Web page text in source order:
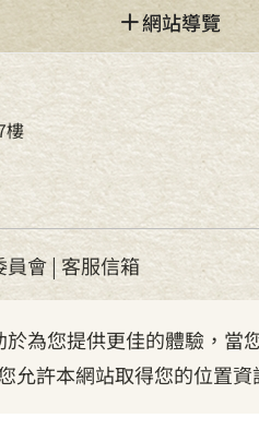
為您提供更佳的體驗，當
許本網站取得您的位置
網站導覽
樓
員會| 客服信箱